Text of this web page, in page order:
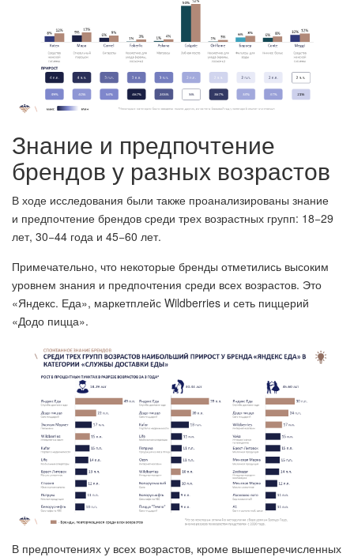
Знание и предпочтение
брендов у разных возрастов
В ходе исследования были также проанализированы знание
и предпочтение брендов среди трех возрастных групп: 18−29
лет, 30−44 года и 45−60 лет.
Примечательно, что некоторые бренды отметились высоким
уровнем знания и предпочтения среди всех возрастов. Это
«Яндекс. Еда», маркетплейс Wildberries и сеть пиццерий
«Додо пицца».
В предпочтениях у всех возрастов, кроме вышеперечисленных